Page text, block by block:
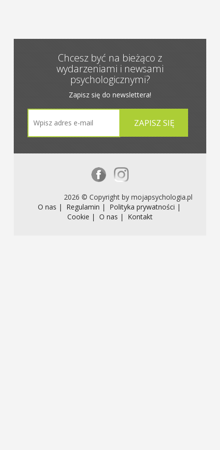
Chcesz być na bieżąco z
wydarzeniami i newsami
psychologicznymi?
Zapisz się do newslettera!
2026 © Copyright by mojapsychologia.pl
O nas |
Regulamin |
Polityka prywatności |
Cookie | O nas | Kontakt